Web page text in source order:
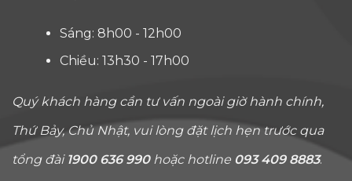
Sáng: 8h00 - 12h00
Chiều: 13h30 - 17h00
Quý khách hàng cần tư vấn ngoài giờ hành chính,
Thứ Bảy, Chủ Nhật, vui lòng đặt lịch hẹn trước qua
tổng đài 1900 636 990hoặc hotline 093 409 8883.